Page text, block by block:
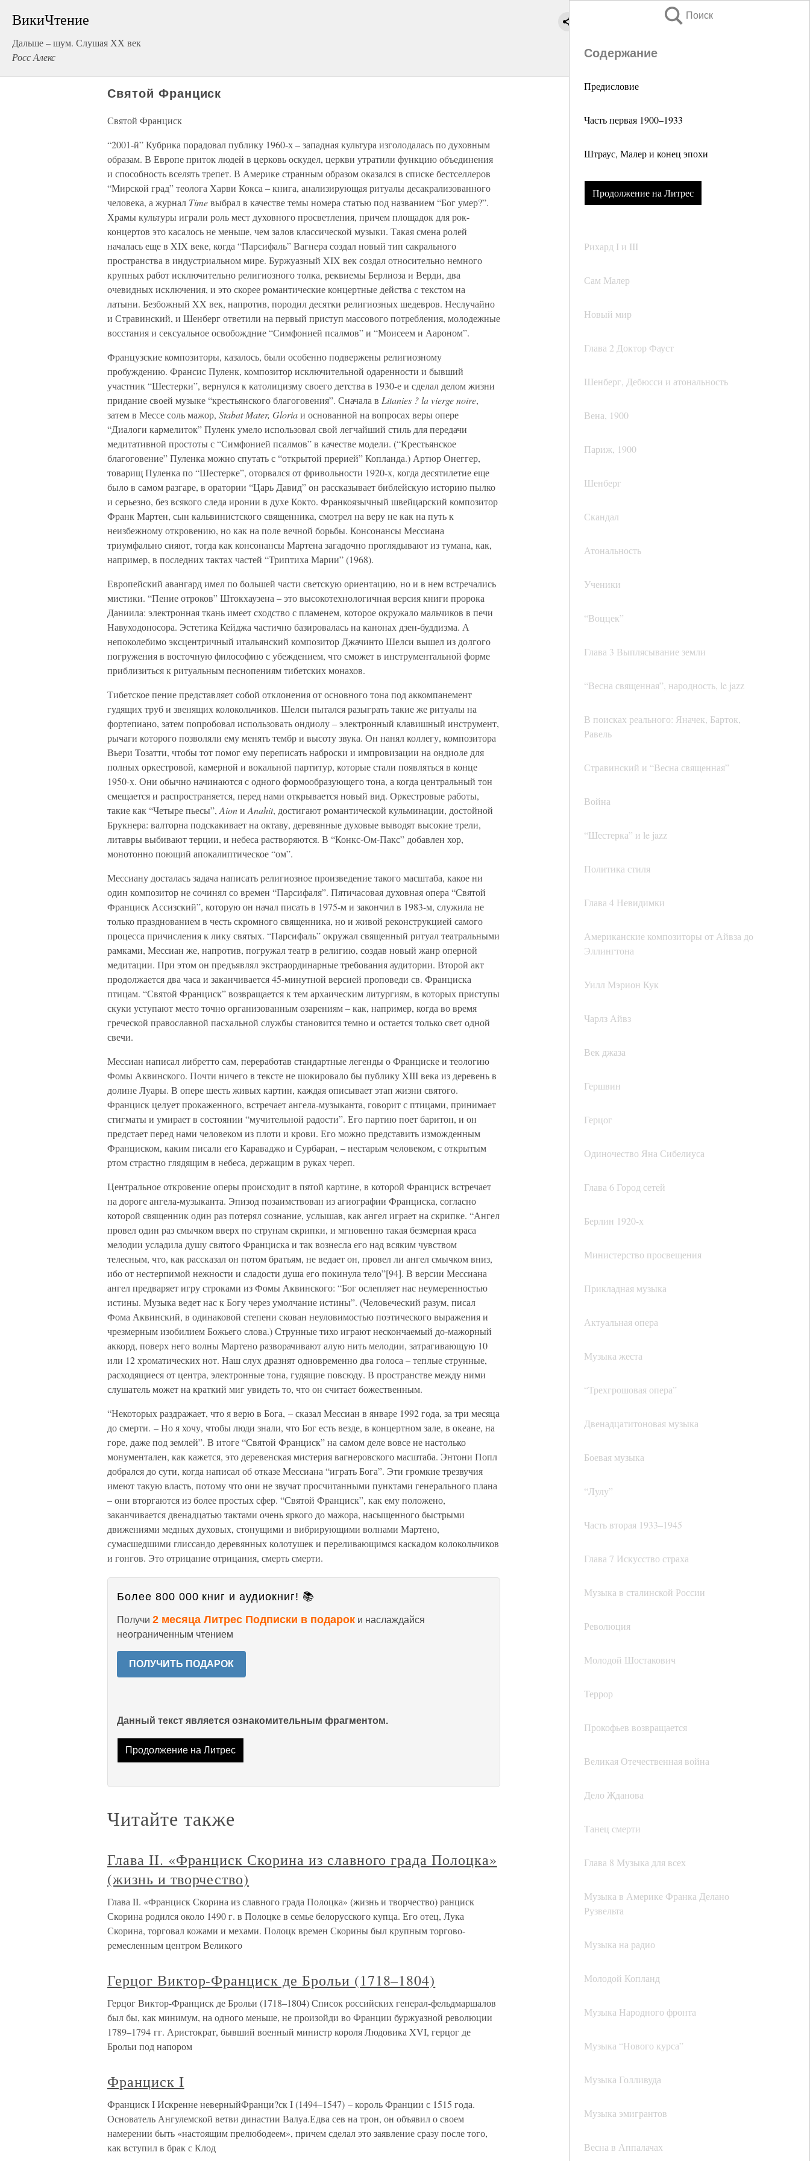
ВикиЧтение
Дальше – шум. Слушая ХХ век
Росс Алекс
Поиск
Содержание
Предисловие
Часть первая 1900–1933
Штраус, Малер и конец эпохи
Продолжение на Литрес
Рихард I и III
Сам Малер
Новый мир
Глава 2 Доктор Фауст
Шенберг, Дебюсси и атональность
Вена, 1900
Париж, 1900
Шенберг
Скандал
Атональность
Ученики
“Воццек”
Глава 3 Выплясывание земли
“Весна священная”, народность, le jazz
В поисках реального: Яначек, Барток,
Равель
Стравинский и “Весна священная”
Война
“Шестерка” и le jazz
Политика стиля
Глава 4 Невидимки
Американские композиторы от Айвза до
Эллингтона
Уилл Мэрион Кук
Чарлз Айвз
Век джаза
Гершвин
Герцог
Одиночество Яна Сибелиуса
Глава 6 Город сетей
Берлин 1920-х
Министерство просвещения
Прикладная музыка
Актуальная опера
Музыка жеста
“Трехгрошовая опера”
Двенадцатитоновая музыка
Боевая музыка
“Лулу”
Часть вторая 1933–1945
Глава 7 Искусство страха
Музыка в сталинской России
Революция
Молодой Шостакович
Террор
Прокофьев возвращается
Великая Отечественная война
Дело Жданова
Танец смерти
Глава 8 Музыка для всех
Музыка в Америке Франка Делано
Рузвельта
Музыка на радио
Молодой Копланд
Музыка Народного фронта
Музыка “Нового курса”
Музыка Голливуда
Музыка эмигрантов
Весна в Аппалачах
Святой Франциск
Святой Франциск
“2001-й” Кубрика порадовал публику 1960-х – западная культура изголодалась по духовным
образам. В Европе приток людей в церковь оскудел, церкви утратили функцию объединения
и способность вселять трепет. В Америке странным образом оказался в списке бестселлеров
“Мирской град” теолога Харви Кокса – книга, анализирующая ритуалы десакрализованного
человека, а журнал Timeвыбрал в качестве темы номера статью под названием “Бог умер?”.
Храмы культуры играли роль мест духовного просветления, причем площадок для рок-
концертов это касалось не меньше, чем залов классической музыки. Такая смена ролей
началась еще в XIX веке, когда “Парсифаль” Вагнера создал новый тип сакрального
пространства в индустриальном мире. Буржуазный XIX век создал относительно немного
крупных работ исключительно религиозного толка, реквиемы Берлиоза и Верди, два
очевидных исключения, и это скорее романтические концертные действа с текстом на
латыни. Безбожный XX век, напротив, породил десятки религиозных шедевров. Неслучайно
и Стравинский, и Шенберг ответили на первый приступ массового потребления, молодежные
восстания и сексуальное освобождние “Симфонией псалмов” и “Моисеем и Аароном”.
Французские композиторы, казалось, были особенно подвержены религиозному
пробуждению. Франсис Пуленк, композитор исключительной одаренности и бывший
участник “Шестерки”, вернулся к католицизму своего детства в 1930-е и сделал делом жизни
придание своей музыке “крестьянского благоговения”. Сначала в Litanies ? la vierge noire,
затем в Мессе соль мажор, Stabat Mater, Gloriaи основанной на вопросах веры опере
“Диалоги кармелиток” Пуленк умело использовал свой легчайший стиль для передачи
медитативной простоты с “Симфонией псалмов” в качестве модели. (“Крестьянское
благоговение” Пуленка можно спутать с “открытой прерией” Копланда.) Артюр Онеггер,
товарищ Пуленка по “Шестерке”, оторвался от фривольности 1920-х, когда десятилетие еще
было в самом разгаре, в оратории “Царь Давид” он рассказывает библейскую историю пылко
и серьезно, без всякого следа иронии в духе Кокто. Франкоязычный швейцарский композитор
Франк Мартен, сын кальвинистского священника, смотрел на веру не как на путь к
неизбежному откровению, но как на поле вечной борьбы. Консонансы Мессиана
триумфально сияют, тогда как консонансы Мартена загадочно проглядывают из тумана, как,
например, в последних тактах частей “Триптиха Марии” (1968).
Европейский авангард имел по большей части светскую ориентацию, но и в нем встречались
мистики. “Пение отроков” Штокхаузена – это высокотехнологичная версия книги пророка
Даниила: электронная ткань имеет сходство с пламенем, которое окружало мальчиков в печи
Навуходоносора. Эстетика Кейджа частично базировалась на канонах дзен-буддизма. А
непоколебимо эксцентричный итальянский композитор Джачинто Шелси вышел из долгого
погружения в восточную философию с убеждением, что сможет в инструментальной форме
приблизиться к ритуальным песнопениям тибетских монахов.
Тибетское пение представляет собой отклонения от основного тона под аккомпанемент
гудящих труб и звенящих колокольчиков. Шелси пытался разыграть такие же ритуалы на
фортепиано, затем попробовал использовать ондиолу – электронный клавишный инструмент,
рычаги которого позволяли ему менять тембр и высоту звука. Он нанял коллегу, композитора
Вьери Тозатти, чтобы тот помог ему переписать наброски и импровизации на ондиоле для
полных оркестровой, камерной и вокальной партитур, которые стали появляться в конце
1950-х. Они обычно начинаются с одного формообразующего тона, а когда центральный тон
смещается и распространяется, перед нами открывается новый вид. Оркестровые работы,
такие как “Четыре пьесы”, Aionи Anahit, достигают романтической кульминации, достойной
Брукнера: валторна подскакивает на октаву, деревянные духовые выводят высокие трели,
литавры выбивают терции, и небеса растворяются. В “Конкс-Ом-Пакс” добавлен хор,
монотонно поющий апокалиптическое “ом”.
Мессиану досталась задача написать религиозное произведение такого масштаба, какое ни
один композитор не сочинял со времен “Парсифаля”. Пятичасовая духовная опера “Святой
Франциск Ассизский”, которую он начал писать в 1975-м и закончил в 1983-м, служила не
только празднованием в честь скромного священника, но и живой реконструкцией самого
процесса причисления к лику святых. “Парсифаль” окружал священный ритуал театральными
рамками, Мессиан же, напротив, погружал театр в религию, создав новый жанр оперной
медитации. При этом он предъявлял экстраординарные требования аудитории. Второй акт
продолжается два часа и заканчивается 45-минутной версией проповеди св. Франциска
птицам. “Святой Франциск” возвращается к тем архаическим литургиям, в которых приступы
скуки уступают место точно организованным озарениям – как, например, когда во время
греческой православной пасхальной службы становится темно и остается только свет одной
свечи.
Мессиан написал либретто сам, переработав стандартные легенды о Франциске и теологию
Фомы Аквинского. Почти ничего в тексте не шокировало бы публику XIII века из деревень в
долине Луары. В опере шесть живых картин, каждая описывает этап жизни святого.
Франциск целует прокаженного, встречает ангела-музыканта, говорит с птицами, принимает
стигматы и умирает в состоянии “мучительной радости”. Его партию поет баритон, и он
предстает перед нами человеком из плоти и крови. Его можно представить изможденным
Франциском, каким писали его Караваджо и Сурбаран, – нестарым человеком, с открытым
ртом страстно глядящим в небеса, держащим в руках череп.
Центральное откровение оперы происходит в пятой картине, в которой Франциск встречает
на дороге ангела-музыканта. Эпизод позаимствован из агиографии Франциска, согласно
которой священник один раз потерял сознание, услышав, как ангел играет на скрипке. “Ангел
провел один раз смычком вверх по струнам скрипки, и мгновенно такая безмерная краса
мелодии усладила душу святого Франциска и так вознесла его над всяким чувством
телесным, что, как рассказал он потом братьям, не ведает он, провел ли ангел смычком вниз,
ибо от нестерпимой нежности и сладости душа его покинула тело”[94]. В версии Мессиана
ангел предваряет игру строками из Фомы Аквинского: “Бог ослепляет нас неумеренностью
истины. Музыка ведет нас к Богу через умолчание истины”. (Человеческий разум, писал
Фома Аквинский, в одинаковой степени скован неуловимостью поэтического выражения и
чрезмерным изобилием Божьего слова.) Струнные тихо играют нескончаемый до-мажорный
аккорд, поверх него волны Мартено разворачивают алую нить мелодии, затрагивающую 10
или 12 хроматических нот. Наш слух дразнят одновременно два голоса – теплые струнные,
расходящиеся от центра, электронные тона, гудящие повсюду. В пространстве между ними
слушатель может на краткий миг увидеть то, что он считает божественным.
“Некоторых раздражает, что я верю в Бога, – сказал Мессиан в январе 1992 года, за три месяца
до смерти. – Но я хочу, чтобы люди знали, что Бог есть везде, в концертном зале, в океане, на
горе, даже под землей”. В итоге “Святой Франциск” на самом деле вовсе не настолько
монументален, как кажется, это деревенская мистерия вагнеровского масштаба. Энтони Попл
добрался до сути, когда написал об отказе Мессиана “играть Бога”. Эти громкие трезвучия
имеют такую власть, потому что они не звучат просчитанными пунктами генерального плана
– они вторгаются из более простых сфер. “Святой Франциск”, как ему положено,
заканчивается двенадцатью тактами очень яркого до мажора, насыщенного быстрыми
движениями медных духовых, стонущими и вибрирующими волнами Мартено,
сумасшедшими глиссандо деревянных колотушек и переливающимся каскадом колокольчиков
и гонгов. Это отрицание отрицания, смерть смерти.
Более 800 000 книг и аудиокниг! 📚
Получи 2 месяца Литрес Подписки в подарок и наслаждайся
неограниченным чтением
ПОЛУЧИТЬ ПОДАРОК
Данный текст является ознакомительным фрагментом.
Продолжение на Литрес
Читайте также
Глава II. «Франциск Скорина из славного града Полоцка»
(жизнь и творчество)
Глава II. «Франциск Скорина из славного града Полоцка» (жизнь и творчество) ранциск
Скорина родился около 1490 г. в Полоцке в семье белорусского купца. Его отец, Лука
Скорина, торговал кожами и мехами. Полоцк времен Скорины был крупным торгово-
ремесленным центром Великого
Герцог Виктор-Франциск де Брольи (1718–1804)
Герцог Виктор-Франциск де Брольи (1718–1804) Список российских генерал-фельдмаршалов
был бы, как минимум, на одного меньше, не произойди во Франции буржуазной революции
1789–1794 гг. Аристократ, бывший военный министр короля Людовика XVI, герцог де
Брольи под напором
Франциск I
Франциск I Искренне неверныйФранци?ск I (1494–1547) – король Франции с 1515 года.
Основатель Ангулемской ветви династии Валуа.Едва сев на трон, он объявил о своем
намерении быть «настоящим прелюбодеем», причем сделал это заявление сразу после того,
как вступил в брак с Клод